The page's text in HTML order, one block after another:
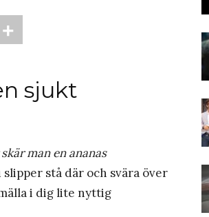
sjukt
man en ananas
stå där och svära över
i dig lite nyttig